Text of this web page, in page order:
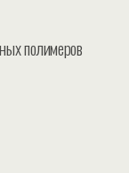
полимеров